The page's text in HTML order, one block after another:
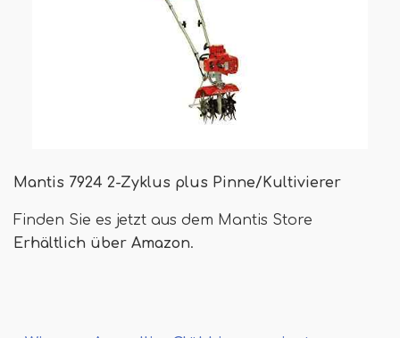
Mantis 7924 2-Zyklus plus Pinne/Kultivierer
Finden Sie es jetzt aus dem Mantis Store
Erhältlich über Amazon.